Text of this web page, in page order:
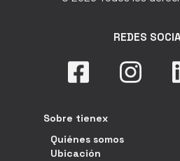
REDES
Sobre tienex
Quiénes somos
Ubicación